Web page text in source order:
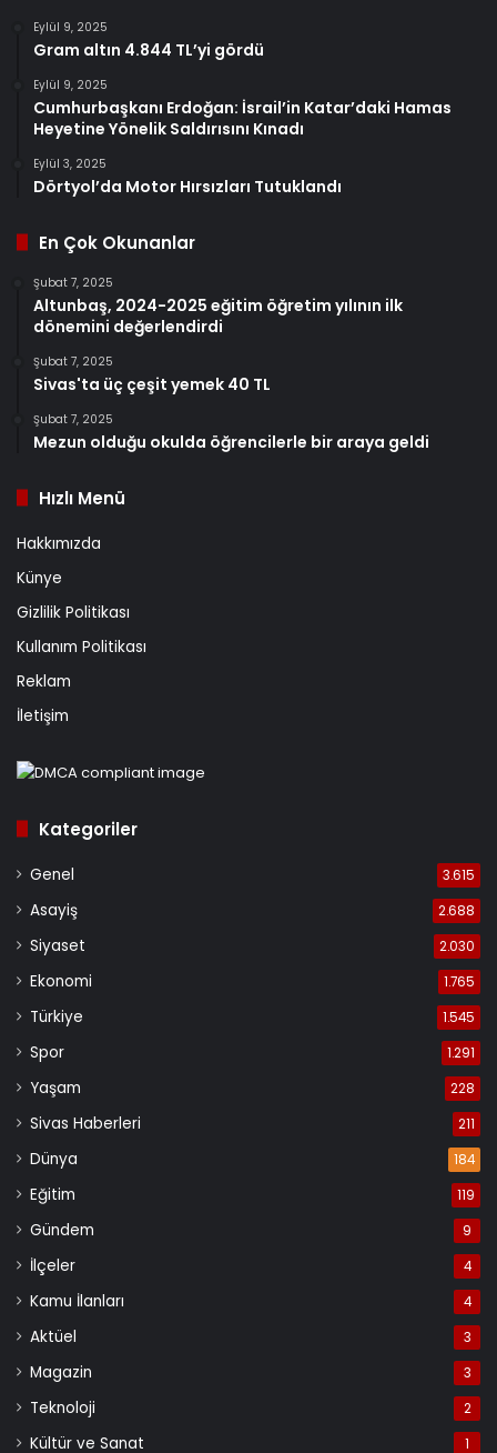
Eylül 9, 2025
Gram altın 4.844 TL’yi gördü
Eylül 9, 2025
Cumhurbaşkanı Erdoğan: İsrail’in Katar’daki Hamas
Heyetine Yönelik Saldırısını Kınadı
Eylül 3, 2025
Dörtyol’da Motor Hırsızları Tutuklandı
En Çok Okunanlar
Şubat 7, 2025
Altunbaş, 2024-2025 eğitim öğretim yılının ilk
dönemini değerlendirdi
Şubat 7, 2025
Sivas'ta üç çeşit yemek 40 TL
Şubat 7, 2025
Mezun olduğu okulda öğrencilerle bir araya geldi
Hızlı Menü
Hakkımızda
Künye
Gizlilik Politikası
Kullanım Politikası
Reklam
İletişim
Kategoriler
Genel 3.615
Asayiş 2.688
Siyaset 2.030
Ekonomi 1.765
Türkiye 1.545
Spor 1.291
Yaşam 228
Sivas Haberleri 211
Dünya 184
Eğitim 119
Gündem 9
İlçeler 4
Kamu İlanları 4
Aktüel 3
Magazin 3
Teknoloji 2
Kültür ve Sanat 1